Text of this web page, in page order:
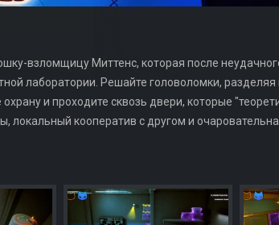
взломщицу Миттенс, которая после
лаборатории. Решайте головоломки, разделяя
и проходите сквозь двери, которые
кооператив с другом и